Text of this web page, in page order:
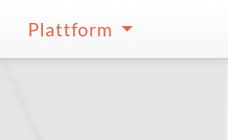
Plattform